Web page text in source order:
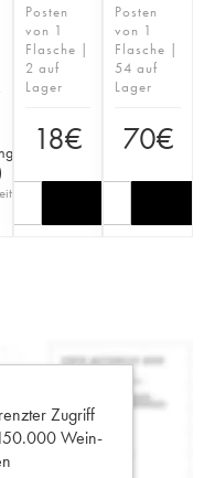
)
Posten
von 1
Flasche |
2 auf
Lager
18€
Posten
von 1
Flasche |
54 auf
Lager
70€
Zugriff
Wein-